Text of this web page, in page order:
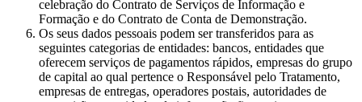
celebração do Contrato de Serviços de Informação e
Formação e do Contrato de Conta de Demonstração.
Os seus dados pessoais podem ser transferidos para as
seguintes categorias de entidades: bancos, entidades que
oferecem serviços de pagamentos rápidos, empresas do grupo
de capital ao qual pertence o Responsável pelo Tratamento,
empresas de entregas, operadores postais, autoridades de